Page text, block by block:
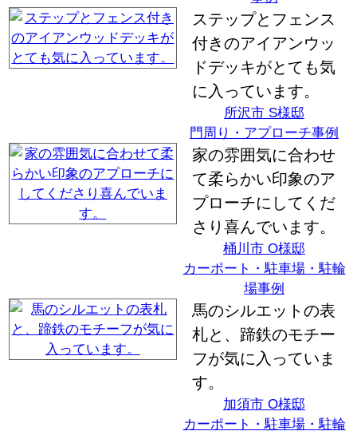
ステップとフェンス
付きのアイアンウッ
ドデッキがとても気
に入っています。
所沢市 S様邸
門周り・アプローチ事例
家の雰囲気に合わせ
て柔らかい印象のア
プローチにしてくだ
さり喜んでいます。
桶川市 O様邸
カーポート・駐車場・駐輪
場事例
馬のシルエットの表
札と、蹄鉄のモチー
フが気に入っていま
す。
加須市 O様邸
カーポート・駐車場・駐輪